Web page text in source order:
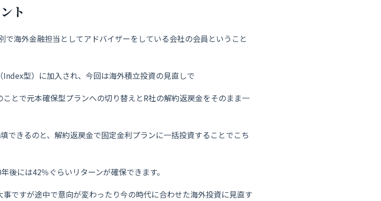
ト
で海外金融担当としてアドバイザーをしている会社の会員ということ
型）に加入され、今回は海外積立投資の見直しで
とで元本確保型プランへの切り替えとR社の解約返戻金をそのまま一
できるのと、解約返戻金で固定金利プランに一括投資することでこち
後には42％ぐらいリターンが確保できます。
ですが途中で意向が変わったり今の時代に合わせた海外投資に見直す